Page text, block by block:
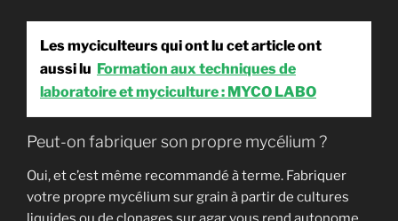
Les myciculteurs qui ont lu cet article ont
aussi lu Formation aux techniques de
laboratoire et myciculture : MYCO LABO
Peut-on fabriquer son propre mycélium ?
Oui, et c’est même recommandé à terme. Fabriquer
votre propre mycélium sur grain à partir de cultures